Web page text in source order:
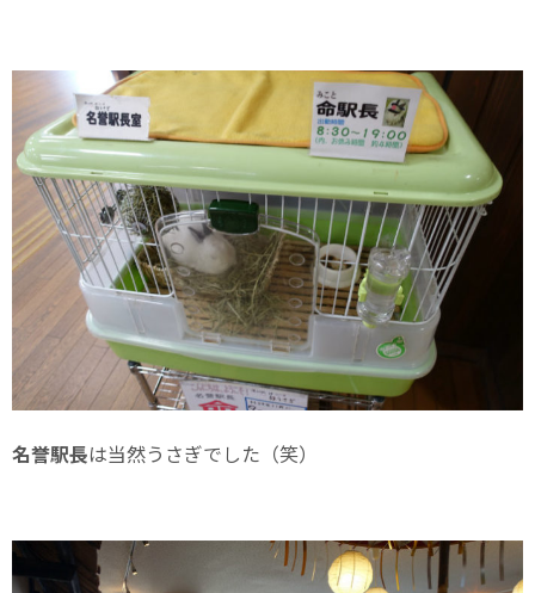
名誉駅長は当然うさぎでした（笑）